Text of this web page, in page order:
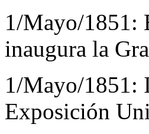
1/Mayo/1851:
inaugura la
1/Mayo/1851:
Exposición